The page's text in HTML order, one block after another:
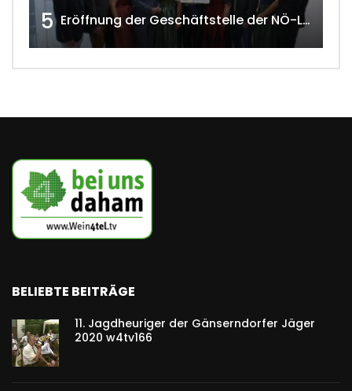
5 Eröffnung der Geschäftstelle der NÖ-Landarbeiterkammer in Mistelbach w4tv174
BELIEBTE BEITRÄGE
11. Jagdheuriger der Gänserndorfer Jäger
2020 w4tv166